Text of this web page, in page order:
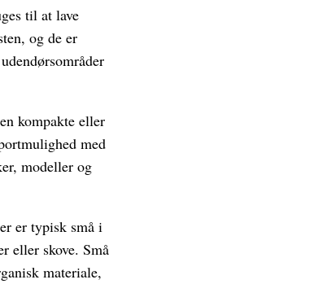
til at lave
og de er
kompakte eller
med
modeller og
er typisk små i
eller skove. Små
materiale,